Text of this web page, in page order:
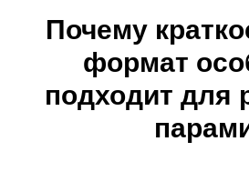
Почему
формат
подходит для